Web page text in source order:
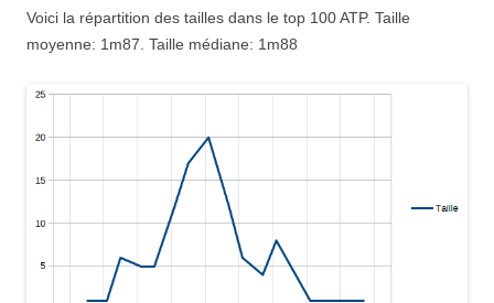
Voici la répartition des tailles dans le top 100 ATP. Taille
moyenne: 1m87. Taille médiane: 1m88